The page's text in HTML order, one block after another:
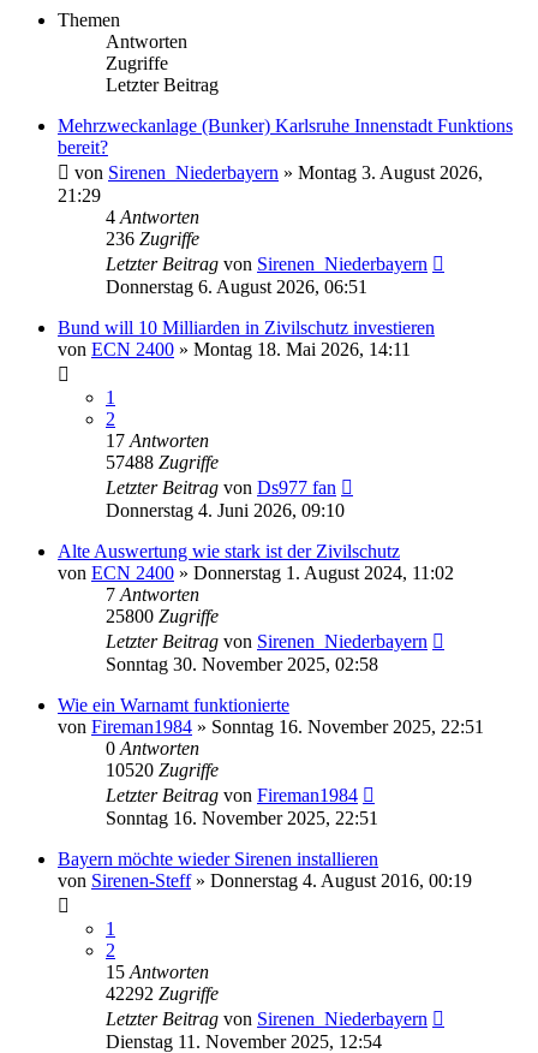
Themen
Antworten
Zugriffe
Letzter Beitrag
Mehrzweckanlage (Bunker) Karlsruhe Innenstadt Funktions
bereit?
von Sirenen_Niederbayern » Montag 3. August 2026,
21:29
4 Antworten
236 Zugriffe
Letzter Beitrag von Sirenen_Niederbayern
Donnerstag 6. August 2026, 06:51
Bund will 10 Milliarden in Zivilschutz investieren
von ECN 2400 » Montag 18. Mai 2026, 14:11
1
2
17 Antworten
57488 Zugriffe
Letzter Beitrag von Ds977 fan
Donnerstag 4. Juni 2026, 09:10
Alte Auswertung wie stark ist der Zivilschutz
von ECN 2400 » Donnerstag 1. August 2024, 11:02
7 Antworten
25800 Zugriffe
Letzter Beitrag von Sirenen_Niederbayern
Sonntag 30. November 2025, 02:58
Wie ein Warnamt funktionierte
von Fireman1984 » Sonntag 16. November 2025, 22:51
0 Antworten
10520 Zugriffe
Letzter Beitrag von Fireman1984
Sonntag 16. November 2025, 22:51
Bayern möchte wieder Sirenen installieren
von Sirenen-Steff» Donnerstag 4. August 2016, 00:19
1
2
15 Antworten
42292 Zugriffe
Letzter Beitrag von Sirenen_Niederbayern
Dienstag 11. November 2025, 12:54